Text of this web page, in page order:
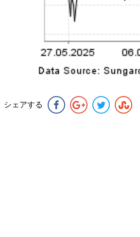
シェアする